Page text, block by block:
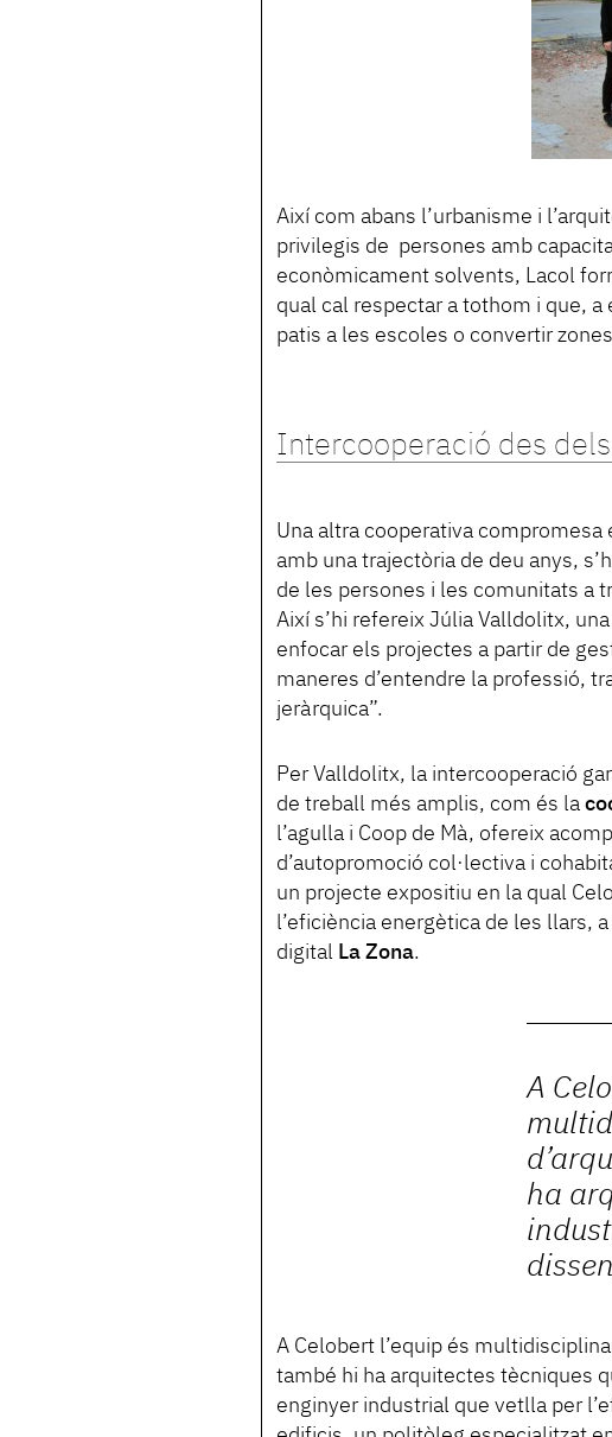
Així com abans l’urbanisme i
privilegis de persones amb
econòmicament solvents, Lacol
qual cal respectar a tothom i que,
patis a les escoles o convertir
Intercooperació des
Una altra cooperativa compromesa
amb una trajectòria de deu anys,
de les persones i les comunitats a
Així s’hi refereix Júlia Valldolitx,
enfocar els projectes a partir de
maneres d’entendre la professió,
jeràrquica”.
Per Valldolitx, la intercooperació
de treball més amplis, com és la
l’agulla i Coop de Mà, ofereix
d’autopromoció col·lectiva i
un projecte expositiu en la qual
l’eficiència energètica de les llars,
digital La Zona.
A
ha
A Celobert l’equip és
també hi ha arquitectes tècniques
enginyer industrial que vetlla per